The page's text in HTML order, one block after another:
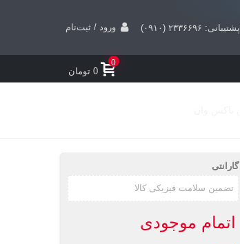
پشتیبانی: ۲۳۳۶۶۹۶ (۰۹۱۰) ورود / ثبت‌نام
0
0 تومان
گارانتی
اتمام موجودی